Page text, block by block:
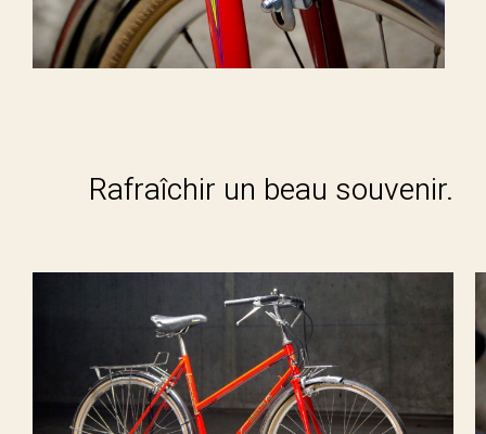
Rafraîchir un beau souvenir.